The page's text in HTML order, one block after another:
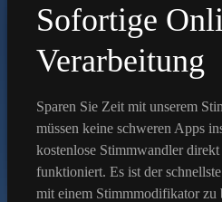
Sofortige
Verarbeitung
Sparen Sie Zeit mit unserem
müssen keine schweren Apps
kostenlose Stimmwandler
funktioniert. Es ist der
mit einem Stimmmodifikator zu